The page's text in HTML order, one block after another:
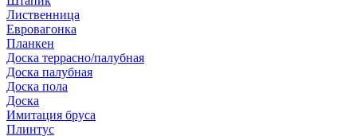
Лиственница
Евровагонка
Планкен
Доска террасно/палубная
Доска палубная
Доска пола
Доска
Имитация бруса
Плинтус